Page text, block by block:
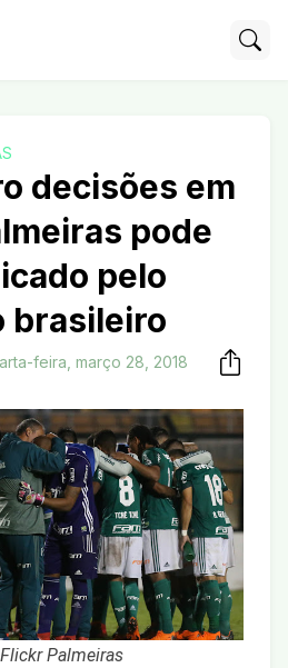
decisões em
pode
pelo
brasileiro
feira, março 28, 2018
Palmeiras